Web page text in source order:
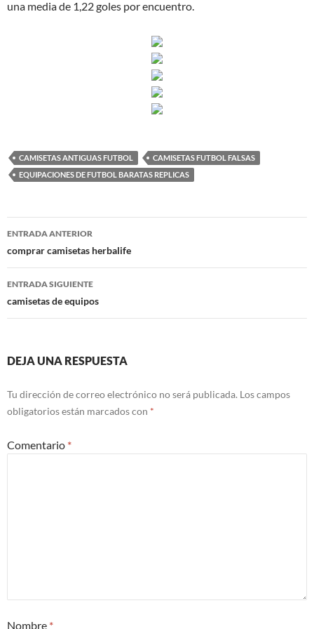
una media de 1,22 goles por encuentro.
CAMISETAS ANTIGUAS FUTBOL
CAMISETAS FUTBOL FALSAS
EQUIPACIONES DE FUTBOL BARATAS REPLICAS
Navegación
de
entradas
ENTRADA ANTERIOR
comprar camisetas herbalife
ENTRADA SIGUIENTE
camisetas de equipos
DEJA UNA RESPUESTA
Tu dirección de correo electrónico no será publicada. Los campos
obligatorios están marcados con *
Comentario *
Nombre *